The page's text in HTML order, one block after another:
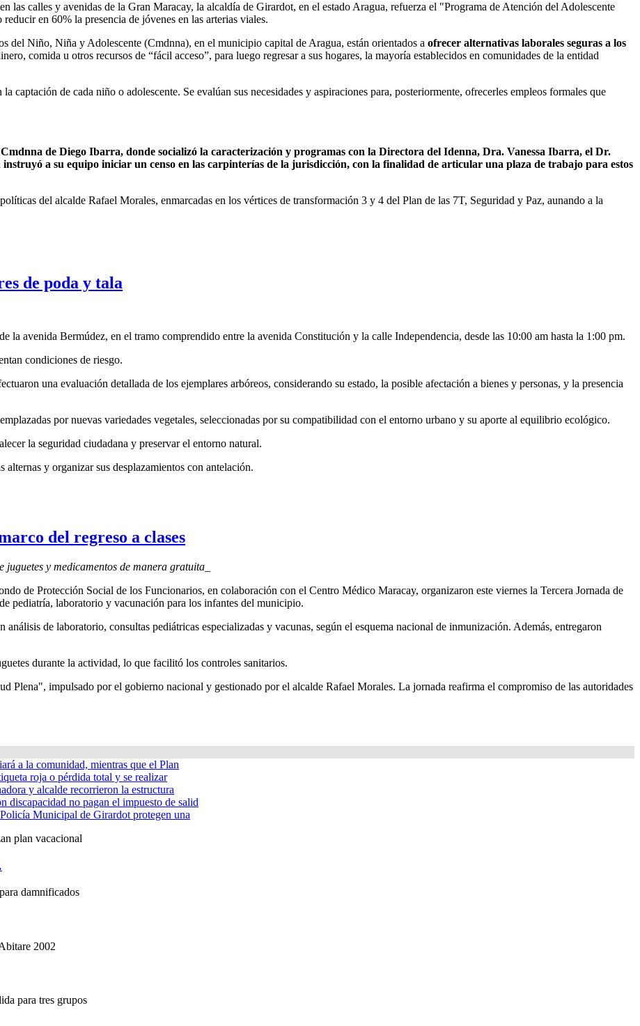
las calles y avenidas de la Gran Maracay, la alcaldía de Girardot, en el estado Aragua, refuerza el "Programa de Atención del Adolescente
en 60% la presencia de jóvenes en las arterias viales.
del Niño, Niña y Adolescente (Cmdnna), en el municipio capital de Aragua, están orientados a ofrecer alternativas laborales seguras a los
comida u otros recursos de “fácil acceso”, para luego regresar a sus hogares, la mayoría establecidos en comunidades de la entidad
de cada niño o adolescente. Se evalúan sus necesidades y aspiraciones para, posteriormente, ofrecerles empleos formales que
de Diego Ibarra, donde socializó la caracterización y programas con la Directora del Idenna, Dra. Vanessa Ibarra, el Dr.
a su equipo iniciar un censo en las carpinterías de la jurisdicción, con la finalidad de articular una plaza de trabajo para estos
del alcalde Rafael Morales, enmarcadas en los vértices de transformación 3 y 4 del Plan de las 7T, Seguridad y Paz, aunando a la
de poda y tala
la avenida Bermúdez, en el tramo comprendido entre la avenida Constitución y la calle Independencia, desde las 10:00 am hasta la 1:00 pm.
condiciones de riesgo.
una evaluación detallada de los ejemplares arbóreos, considerando su estado, la posible afectación a bienes y personas, y la presencia
por nuevas variedades vegetales, seleccionadas por su compatibilidad con el entorno urbano y su aporte al equilibrio ecológico.
la seguridad ciudadana y preservar el entorno natural.
y organizar sus desplazamientos con antelación.
del regreso a clases
y medicamentos de manera gratuita_
de Protección Social de los Funcionarios, en colaboración con el Centro Médico Maracay, organizaron este viernes la Tercera Jornada de
pediatría, laboratorio y vacunación para los infantes del municipio.
de laboratorio, consultas pediátricas especializadas y vacunas, según el esquema nacional de inmunización. Además, entregaron
durante la actividad, lo que facilitó los controles sanitarios.
Plena", impulsado por el gobierno nacional y gestionado por el alcalde Rafael Morales. La jornada reafirma el compromiso de las autoridades
a la comunidad, mientras que el Plan
roja o pérdida total y se realizar
y alcalde recorrieron la estructura
discapacidad no pagan el impuesto de salid
Municipal de Girardot protegen una